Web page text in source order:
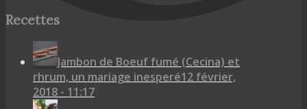
Recettes
Jambon de Boeuf fumé (Cecina) et
rhrum, un mariage inesperé12 février,
2018 - 11:17